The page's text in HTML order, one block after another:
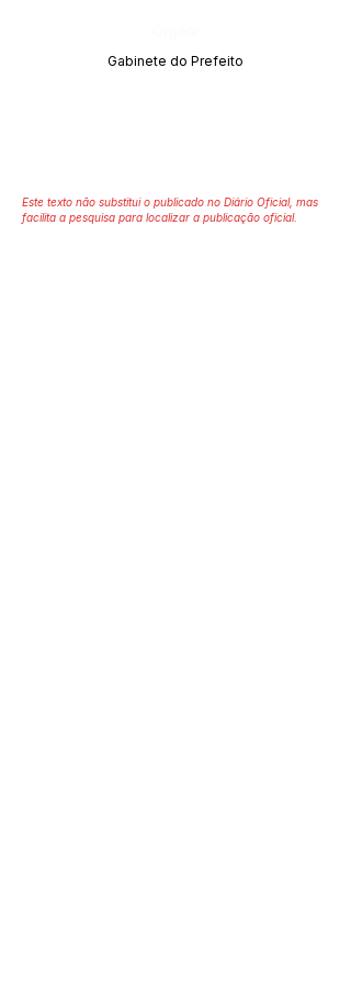
Gabinete do Prefeito
Este texto não substitui o publicado no Diário Oficial, mas
facilita a pesquisa para localizar a publicação oficial.